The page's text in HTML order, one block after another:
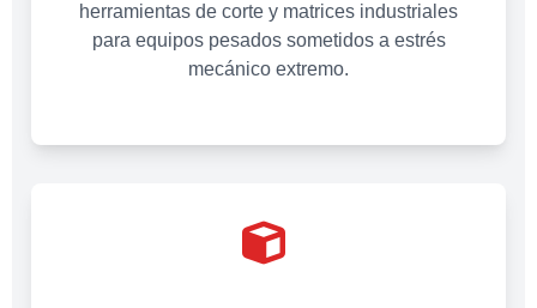
herramientas de corte y matrices industriales
para equipos pesados sometidos a estrés
mecánico extremo.